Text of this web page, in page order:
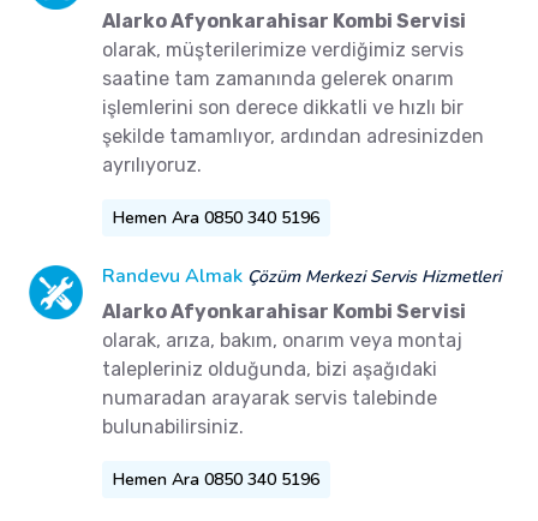
Alarko Afyonkarahisar Kombi Servisi
olarak, müşterilerimize verdiğimiz servis
saatine tam zamanında gelerek onarım
işlemlerini son derece dikkatli ve hızlı bir
şekilde tamamlıyor, ardından adresinizden
ayrılıyoruz.
Hemen Ara 0850 340 5196
Randevu Almak Çözüm Merkezi Servis Hizmetleri
Alarko Afyonkarahisar Kombi Servisi
olarak, arıza, bakım, onarım veya montaj
talepleriniz olduğunda, bizi aşağıdaki
numaradan arayarak servis talebinde
bulunabilirsiniz.
Hemen Ara 0850 340 5196